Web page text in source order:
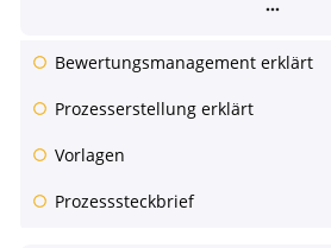
Bewertungsmanagement erklärt
Prozesserstellung erklärt
Vorlagen
Prozesssteckbrief